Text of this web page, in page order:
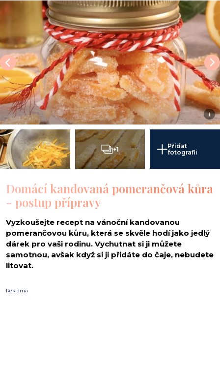
i
+1
Přidat
fotografii
Domácí kandovaná pomerančová kůra
- postup přípravy
Vyzkoušejte recept na vánoční kandovanou
pomerančovou kůru, která se skvěle hodí jako jedlý
dárek pro vaši rodinu. Vychutnat si ji můžete
samotnou, avšak když si ji přidáte do čaje, nebudete
litovat.
Reklama